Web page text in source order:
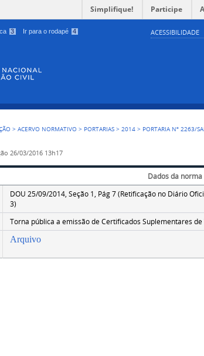
3 Ir para o rodapé 4 ACESSIBILIDADE
Simplifique! Participe
>ACERVO NORMATIVO > PORTARIAS >2014 > PORTARIA Nº 2263/
26/03/2016 13h17
Dados da norma
DOU 25/09/2014, Seção 1, Pág 7 (Retificação no Diário
3)
Torna pública a emissão de Certificados Suplementares de
Arquivo